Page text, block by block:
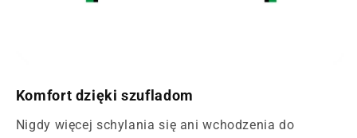
Komfort dzięki szufladom
Nigdy więcej schylania się ani wchodzenia do